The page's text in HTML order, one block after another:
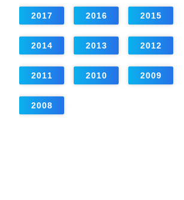
2017 2016 2015
2014 2013 2012
2011 2010 2009
2008